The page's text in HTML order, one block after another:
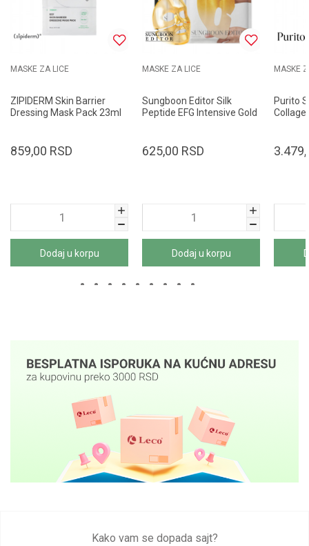
MASKE ZA LICE
ZIPIDERM Skin Barrier
Dressing Mask Pack 23ml
859,00 RSD
Dodaj u korpu
MASKE ZA LICE
Sungboon Editor Silk
Peptide EFG Intensive Gold
625,00 RSD
Dodaj u korpu
MASKE
Purito
Kako vam se dopada sajt?